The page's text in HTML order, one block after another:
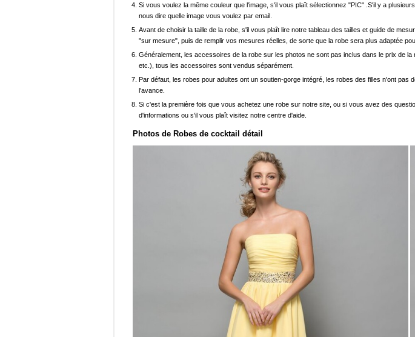
Si vous voulez la même couleur que l'image, s'il vous plaît sélectionnez "PIC" .S'il y a
nous dire quelle image vous voulez par email.
Avant de choisir la taille de la robe, s'il vous plaît lire notre tableau des tailles et guide de
"sur mesure", puis de remplir vos mesures réelles, de sorte que la robe sera plus adaptée
Généralement, les accessoires de la robe sur les photos ne sont pas inclus dans le prix de
etc.), tous les accessoires sont vendus séparément.
Par défaut, les robes pour adultes ont un soutien-gorge intégré, les robes des filles n'ont
l'avance.
Si c'est la première fois que vous achetez une robe sur notre site, ou si vous avez des
d'informations ou s'il vous plaît visitez notre centre d'aide.
Photos de Robes de cocktail détail